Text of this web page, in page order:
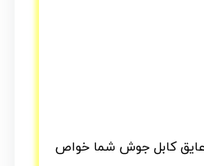
عایق کابل جوش شما خواص